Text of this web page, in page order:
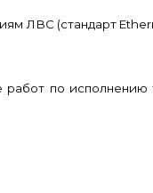
ЛВС (стандарт
по исполнению